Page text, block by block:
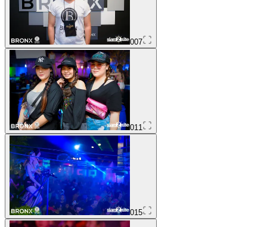
007
011
015